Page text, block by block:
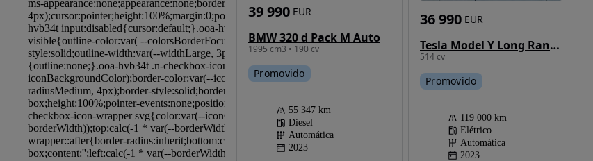
BMW 320 d Pack M Auto
1995 cm3 • 190 cv
39 990 EUR
Promovido
55 347 km
Diesel
Automática
2023
Tesla Model Y Long Range Dual Motor AWD
514 cv
36 990 EUR
Promovido
119 000 km
Elétrico
Automática
2023